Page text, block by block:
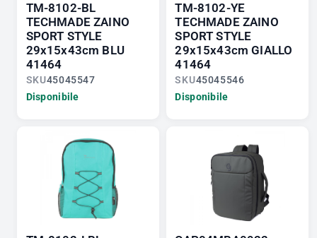
TM-8102-BL
TECHMADE ZAINO
SPORT STYLE
29x15x43cm BLU
41464
SKU45045547
Disponibile
TM-8102-YE
TECHMADE ZAINO
SPORT STYLE
29x15x43cm GIALLO
41464
SKU45045546
Disponibile